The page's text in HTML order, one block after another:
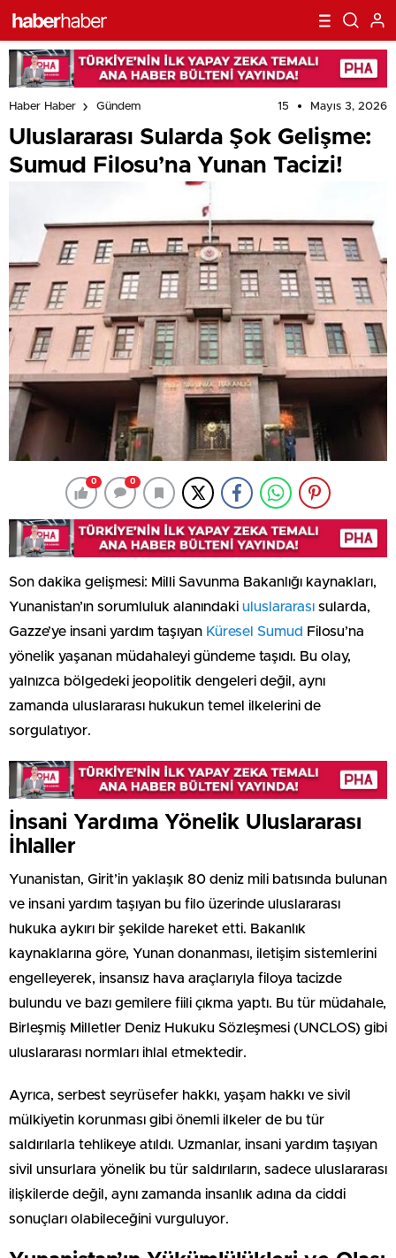
Haber Haber Gündem 15 Mayıs 3, 2026
Uluslararası Sularda Şok Gelişme:
Sumud Filosu’na Yunan Tacizi!
0 0
Son dakika gelişmesi: Milli Savunma Bakanlığı kaynakları,
Yunanistan’ın sorumluluk alanındaki uluslararası sularda,
Gazze’ye insani yardım taşıyan Küresel Sumud Filosu’na
yönelik yaşanan müdahaleyi gündeme taşıdı. Bu olay,
yalnızca bölgedeki jeopolitik dengeleri değil, aynı
zamanda uluslararası hukukun temel ilkelerini de
sorgulatıyor.
İnsani Yardıma Yönelik Uluslararası
İhlaller
Yunanistan, Girit’in yaklaşık 80 deniz mili batısında bulunan
ve insani yardım taşıyan bu filo üzerinde uluslararası
hukuka aykırı bir şekilde hareket etti. Bakanlık
kaynaklarına göre, Yunan donanması, iletişim sistemlerini
engelleyerek, insansız hava araçlarıyla filoya tacizde
bulundu ve bazı gemilere fiili çıkma yaptı. Bu tür müdahale,
Birleşmiş Milletler Deniz Hukuku Sözleşmesi (UNCLOS) gibi
uluslararası normları ihlal etmektedir.
Ayrıca, serbest seyrüsefer hakkı, yaşam hakkı ve sivil
mülkiyetin korunması gibi önemli ilkeler de bu tür
saldırılarla tehlikeye atıldı. Uzmanlar, insani yardım taşıyan
sivil unsurlara yönelik bu tür saldırıların, sadece uluslararası
ilişkilerde değil, aynı zamanda insanlık adına da ciddi
sonuçları olabileceğini vurguluyor.